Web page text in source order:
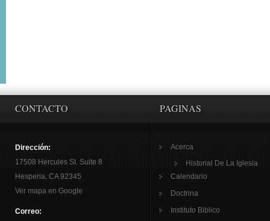
CONTACTO
Dirección:
17508 Hercules St. Suite 8
Hesperia, CA 92345
Ver mapa en Google
Correo:
PAGINAS
Acerca
Historial De La Iglesia
Calendario
Doctrina
Instituto Biblico